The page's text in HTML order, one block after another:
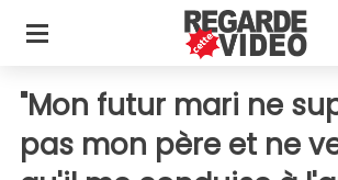
"Mon futur mari ne
pas mon père et ne